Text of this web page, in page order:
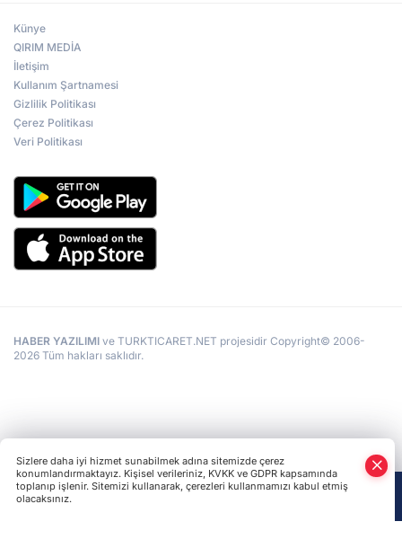
Künye
QIRIM MEDİA
İletişim
Kullanım Şartnamesi
Gizlilik Politikası
Çerez Politikası
Veri Politikası
HABER YAZILIMI ve TURKTICARET.NET projesidir Copyright© 2006-
2026 Tüm hakları saklıdır.
Sizlere daha iyi hizmet sunabilmek adına sitemizde çerez
konumlandırmaktayız. Kişisel verileriniz, KVKK ve GDPR kapsamında
toplanıp işlenir. Sitemizi kullanarak, çerezleri kullanmamızı kabul etmiş
olacaksınız.